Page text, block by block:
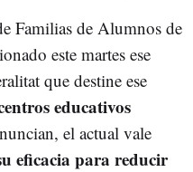
Familias de Alumnos de
este martes ese
que destine ese
educativos
el actual vale
eficacia para reducir